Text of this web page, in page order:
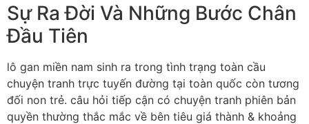
Sự Ra Đời Và Những Bước Chân
Đầu Tiên
lô gan miền nam sinh ra trong tình trạng toàn cầu
chuyện tranh trực tuyến đường tại toàn quốc còn tương
đối non trẻ. câu hỏi tiếp cận có chuyện tranh phiên bản
quyền thường thắc mắc về bên tiêu giá thành & khoảng